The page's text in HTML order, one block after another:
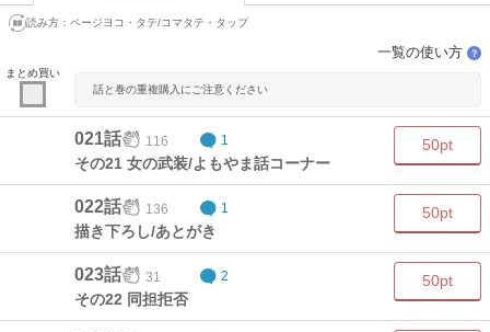
読み方： ページヨコ・タテ/コマタテ・タップ
まとめ買い
一覧の使い方 ？
話と巻の重複購入にご注意ください
021話 116 1
その21 女の武装/よもやま話コーナー
50pt
022話 136 1
描き下ろし/あとがき
50pt
023話 31 2
その22 同担拒否
50pt